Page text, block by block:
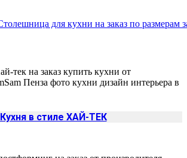
Кухня в стиле ХАЙ-ТЕК